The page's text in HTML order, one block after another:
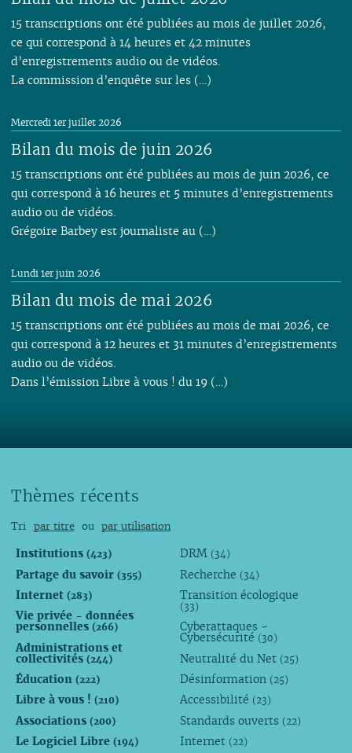
15 transcriptions ont été publiées au mois de juillet 2026,
ce qui correspond à 14 heures et 42 minutes
d’enregistrements audio ou de vidéos.
La commission d’enquête sur les (…)
Bilan du mois de juin 2026
Mercredi 1er juillet 2026
15 transcriptions ont été publiées au mois de juin 2026, ce
qui correspond à 16 heures et 5 minutes d’enregistrements
audio ou de vidéos.
Grégoire Barbey est journaliste au (…)
Bilan du mois de mai 2026
Lundi 1er juin 2026
15 transcriptions ont été publiées au mois de mai 2026, ce
qui correspond à 12 heures et 31 minutes d’enregistrements
audio ou de vidéos.
Dans l’émission Libre à vous ! du 19 (…)
Thèmes récents
Tri par titre ou par utilisation
Institutions (423)
Partage du savoir (355)
Internet (283)
Vie privée - données
personnelles (266)
Administrations et
collectivités (244)
Éducation (222)
Libre à vous ! (210)
Associations (200)
Le Logiciel Libre (194)
DRM (34)
Recherche (34)
Transition écologique
(33)
Cyberattaques -
Cybersécurité (30)
Neutralité du Net (25)
Désinformation (25)
Accessibilité (23)
Standards ouverts (22)
Internet (22)